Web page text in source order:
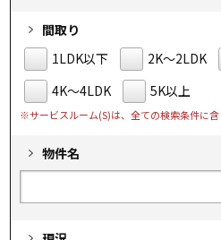
間取り
1LDK以下
2K～2LDK
4K～4LDK
5K以上
※サービスルーム(S)は、全ての検索条件に含
物件名